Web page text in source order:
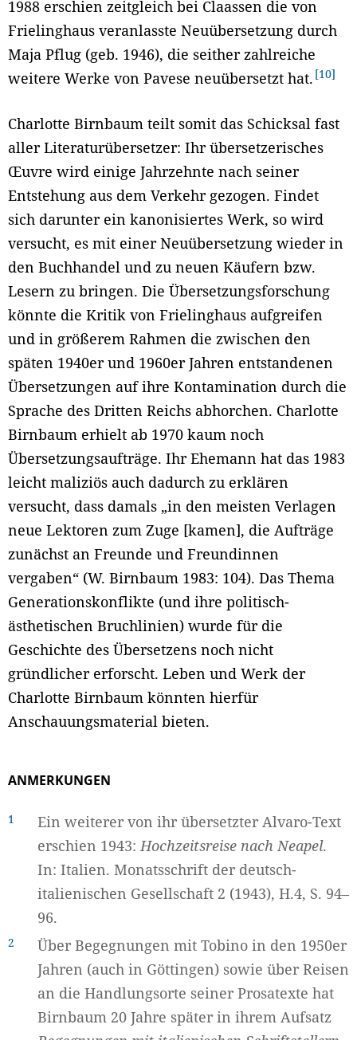
1988 erschien zeitgleich bei Claassen die von
Frielinghaus veranlasste Neuübersetzung durch
Maja Pflug (geb. 1946), die seither zahlreiche
weitere Werke von Pavese neuübersetzt hat. 10
Charlotte Birnbaum teilt somit das Schicksal fast
aller Literaturübersetzer: Ihr übersetzerisches
Œuvre wird einige Jahrzehnte nach seiner
Entstehung aus dem Verkehr gezogen. Findet
sich darunter ein kanonisiertes Werk, so wird
versucht, es mit einer Neuübersetzung wieder in
den Buchhandel und zu neuen Käufern bzw.
Lesern zu bringen. Die Übersetzungsforschung
könnte die Kritik von Frielinghaus aufgreifen
und in größerem Rahmen die zwischen den
späten 1940er und 1960er Jahren entstandenen
Übersetzungen auf ihre Kontamination durch die
Sprache des Dritten Reichs abhorchen. Charlotte
Birnbaum erhielt ab 1970 kaum noch
Übersetzungsaufträge. Ihr Ehemann hat das 1983
leicht maliziös auch dadurch zu erklären
versucht, dass damals „in den meisten Verlagen
neue Lektoren zum Zuge [kamen], die Aufträge
zunächst an Freunde und Freundinnen
vergaben“ (W. Birnbaum 1983: 104). Das Thema
Generationskonflikte (und ihre politisch-
ästhetischen Bruchlinien) wurde für die
Geschichte des Übersetzens noch nicht
gründlicher erforscht. Leben und Werk der
Charlotte Birnbaum könnten hierfür
Anschauungsmaterial bieten.
ANMERKUNGEN
1
Ein weiterer von ihr übersetzter Alvaro-Text
erschien 1943: Hochzeitsreise nach Neapel.
In: Italien. Monatsschrift der deutsch-
italienischen Gesellschaft 2 (1943), H.4, S. 94–
96.
2
Über Begegnungen mit Tobino in den 1950er
Jahren (auch in Göttingen) sowie über Reisen
an die Handlungsorte seiner Prosatexte hat
Birnbaum 20 Jahre später in ihrem Aufsatz